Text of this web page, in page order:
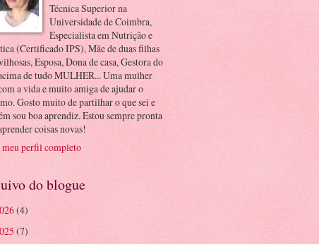
Técnica Superior na
Universidade de Coimbra,
Especialista em Nutrição e
(Certificado IPS), Mãe de duas filhas
Esposa, Dona de casa, Gestora do
de tudo MULHER... Uma mulher
a vida e muito amiga de ajudar o
Gosto muito de partilhar o que sei e
sou boa aprendiz. Estou sempre pronta
coisas novas!
meu perfil completo
do blogue
(4)
(7)